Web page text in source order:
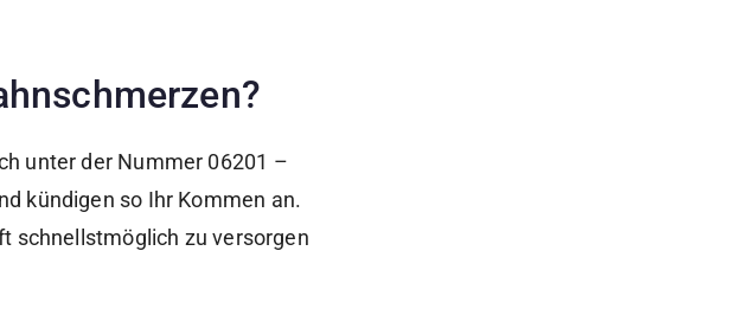
unter der Nummer 06201 –
kündigen so Ihr Kommen an.
schnellstmöglich zu versorgen